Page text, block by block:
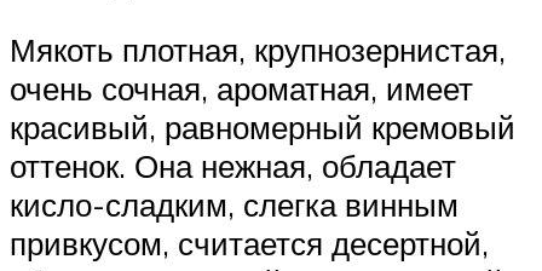
Мякоть плотная, крупнозернистая,
очень сочная, ароматная, имеет
красивый, равномерный кремовый
оттенок. Она нежная, обладает
кисло-сладким, слегка винным
привкусом, считается десертной,